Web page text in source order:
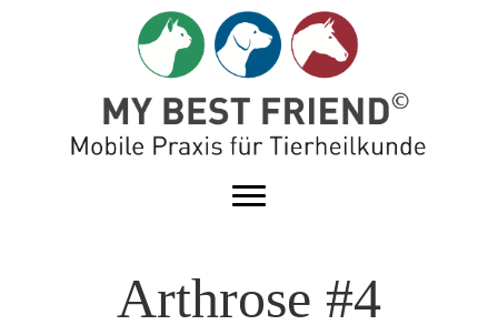
Arthrose #4